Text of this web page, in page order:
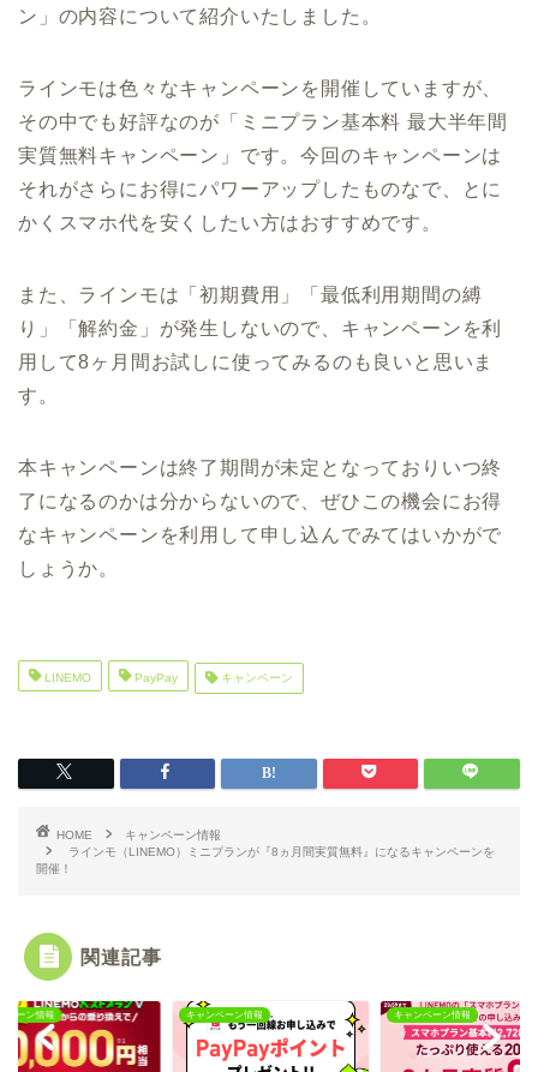
ン」の内容について紹介いたしました。
ラインモは色々なキャンペーンを開催していますが、
その中でも好評なのが「ミニプラン基本料 最大半年間
実質無料キャンペーン」です。今回のキャンペーンは
それがさらにお得にパワーアップしたものなで、とに
かくスマホ代を安くしたい方はおすすめです。
また、ラインモは「初期費用」「最低利用期間の縛
り」「解約金」が発生しないので、キャンペーンを利
用して8ヶ月間お試しに使ってみるのも良いと思いま
す。
本キャンペーンは終了期間が未定となっておりいつ終
了になるのかは分からないので、ぜひこの機会にお得
なキャンペーンを利用して申し込んでみてはいかがで
しょうか。
LINEMO PayPay キャンペーン
HOME
キャンペーン情報
ラインモ（LINEMO）ミニプランが『8ヵ月間実質無料』になるキャンペーンを
開催！
関連記事
ペーン情報 キャンペーン情報 キャンペーン情報